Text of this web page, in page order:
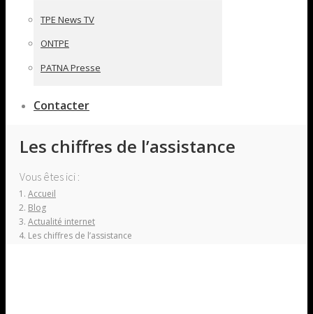
TPE News TV
ONTPE
PATNA Presse
Contacter
Les chiffres de l’assistance
Vous êtes ici :
Accueil
Blog
Actualité internet
Les chiffres de l’assistance